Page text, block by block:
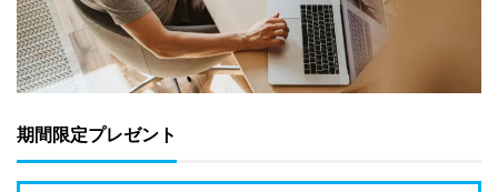
期間限定プレゼント